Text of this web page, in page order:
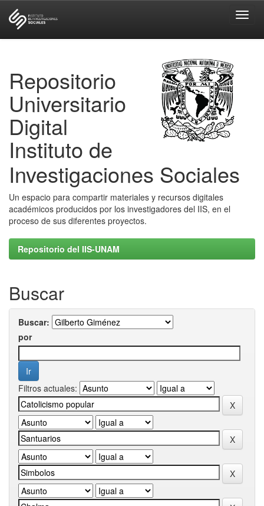
Repositorio
Universitario
Digital
Instituto de
Investigaciones Sociales
Un espacio para compartir materiales y recursos digitales
académicos producidos por los investigadores del IIS, en el
proceso de sus diferentes proyectos.
Repositorio del IIS-UNAM
Buscar
Buscar:
por
Filtros actuales: